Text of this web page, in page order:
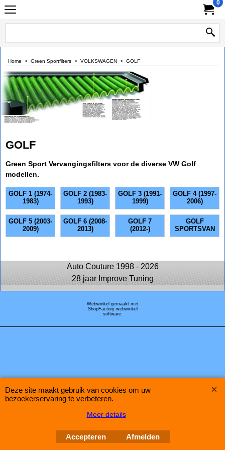
0
Home > Green Sportfilters > VOLKSWAGEN > GOLF
GOLF
Green Sport Vervangingsfilters voor de diverse VW Golf
modellen.
GOLF 1 (1974-
1983)
GOLF 2 (1983-
1993)
GOLF 3 (1991-
1999)
GOLF 4 (1997-
2006)
GOLF 5 (2003-
2009)
GOLF 6 (2008-
2013)
GOLF 7
(2012-)
GOLF
SPORTSVAN
Auto Couture 1998 - 2026
28 jaar Improve Tuning
Webwinkel gemaakt met
ShopFactory webwinkel
software.
Deze site maakt gebruik van cookies om uw
bezoekerservaring te verbeteren.
Meer details
Accepteren Afmelden